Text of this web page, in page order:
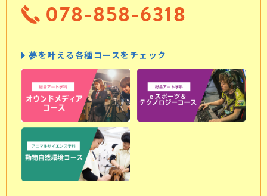
078-858-6318
夢を叶える各種コースをチェック